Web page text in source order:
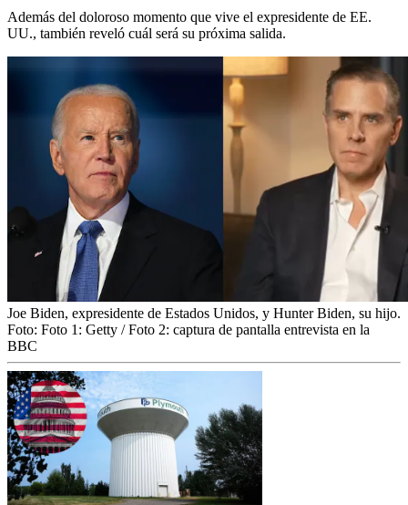
Además del doloroso momento que vive el expresidente de EE.
UU., también reveló cuál será su próxima salida.
Joe Biden, expresidente de Estados Unidos, y Hunter Biden, su hijo.
Foto: Foto 1: Getty / Foto 2: captura de pantalla entrevista en la
BBC